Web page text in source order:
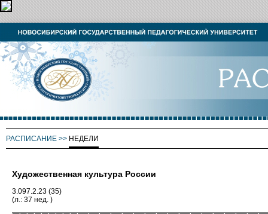
РАСПИСАНИЕ >> НЕДЕЛИ
Художественная культура России
3.097.2.23 (35)
(л.: 37 нед. )